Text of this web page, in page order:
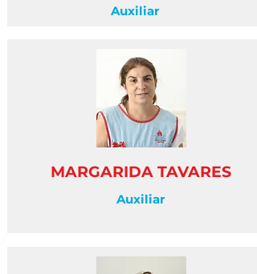
Auxiliar
MARGARIDA TAVARES
Auxiliar